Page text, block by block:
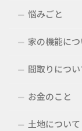
悩みごと
家の機能に
間取りについ
お金のこと
土地について